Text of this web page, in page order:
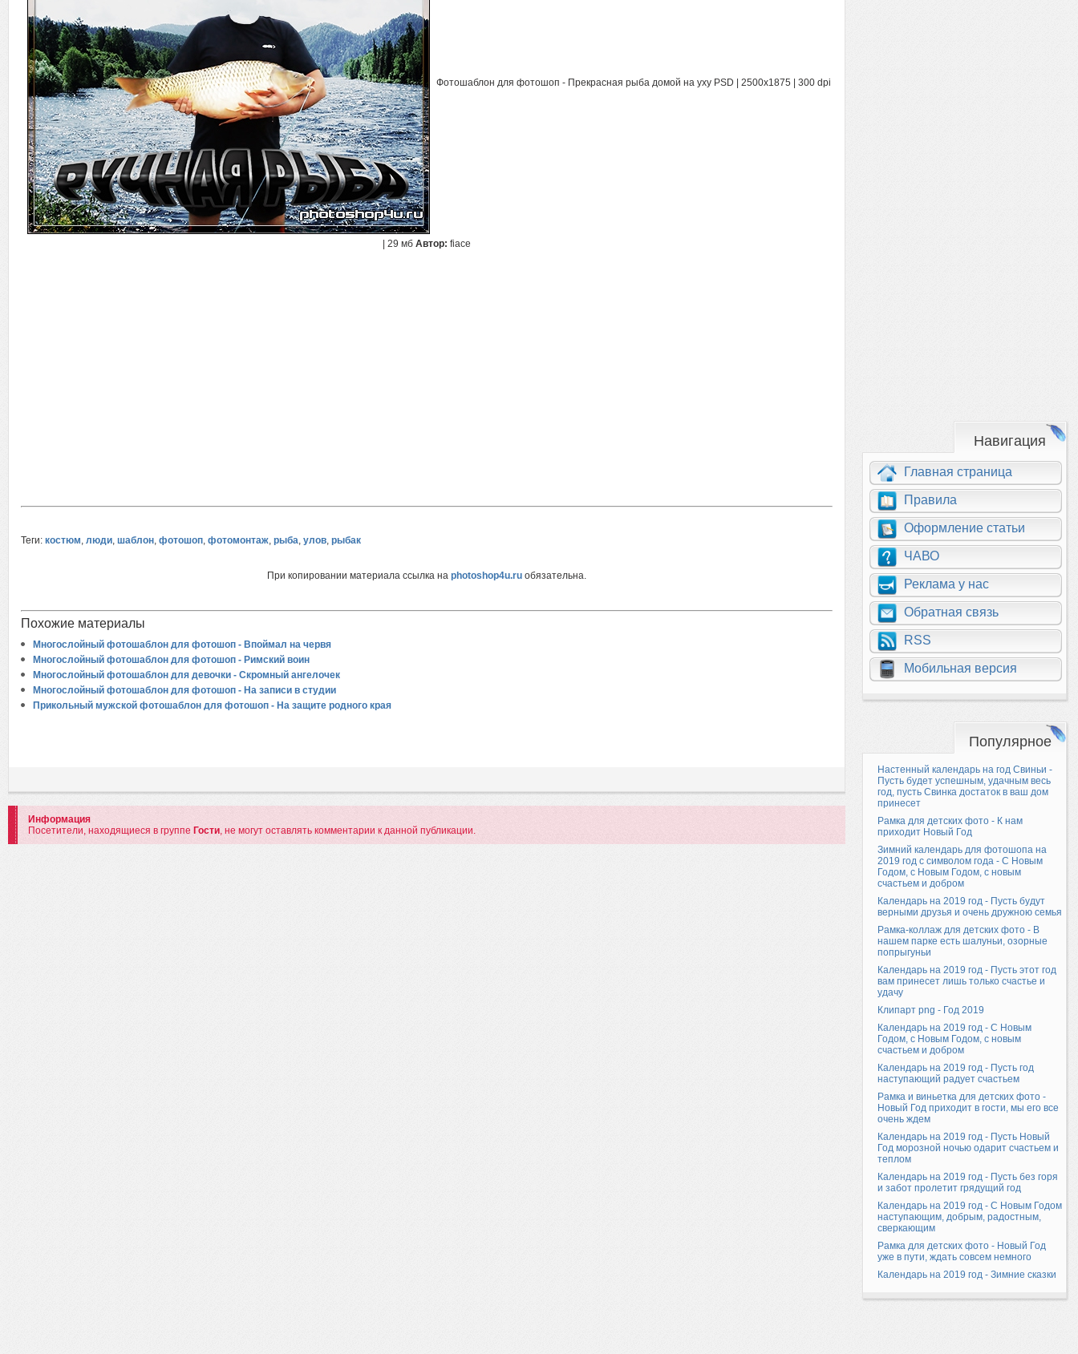
Фотошаблон для фотошоп - Прекрасная рыба домой на уху PSD | 2500x1875 | 300 dpi
| 29 мб Автор: fiace
Теги: костюм, люди, шаблон, фотошоп, фотомонтаж, рыба, улов, рыбак
При копировании материала ссылка на photoshop4u.ru обязательна.
Похожие материалы
Многослойный фотошаблон для фотошоп - Впоймал на червя
Многослойный фотошаблон для фотошоп - Римский воин
Многослойный фотошаблон для девочки - Скромный ангелочек
Многослойный фотошаблон для фотошоп - На записи в студии
Прикольный мужской фотошаблон для фотошоп - На защите родного края
Информация
Посетители, находящиеся в группе Гости, не могут оставлять комментарии к данной публикации.
Навигация
Главная страница
Правила
Оформление статьи
ЧАВО
Реклама у нас
Обратная связь
RSS
Мобильная версия
Популярное
Настенный календарь на год Свиньи -
Пусть будет успешным, удачным весь
год, пусть Свинка достаток в ваш дом
принесет
Рамка для детских фото - К нам
приходит Новый Год
Зимний календарь для фотошопа на
2019 год с символом года - С Новым
Годом, с Новым Годом, с новым
счастьем и добром
Календарь на 2019 год - Пусть будут
верными друзья и очень дружною семья
Рамка-коллаж для детских фото - В
нашем парке есть шалуньи, озорные
попрыгуньи
Календарь на 2019 год - Пусть этот год
вам принесет лишь только счастье и
удачу
Клипарт png - Год 2019
Календарь на 2019 год - С Новым
Годом, с Новым Годом, с новым
счастьем и добром
Календарь на 2019 год - Пусть год
наступающий радует счастьем
Рамка и виньетка для детских фото -
Новый Год приходит в гости, мы его все
очень ждем
Календарь на 2019 год - Пусть Новый
Год морозной ночью одарит счастьем и
теплом
Календарь на 2019 год - Пусть без горя
и забот пролетит грядущий год
Календарь на 2019 год - С Новым Годом
наступающим, добрым, радостным,
сверкающим
Рамка для детских фото - Новый Год
уже в пути, ждать совсем немного
Календарь на 2019 год - Зимние сказки